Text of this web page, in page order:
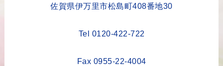
佐賀県伊万里市松島町408番地30
Tel 0120-422-722
Fax 0955-22-4004